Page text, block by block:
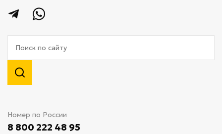
Номер по России
8 800 222 48 95